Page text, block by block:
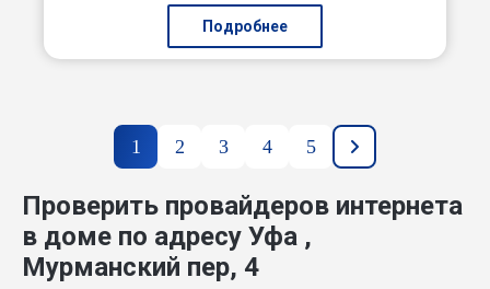
Подробнее
1 2 3 4 5
Проверить провайдеров интернета
в доме по адресу Уфа ,
Мурманский пер, 4